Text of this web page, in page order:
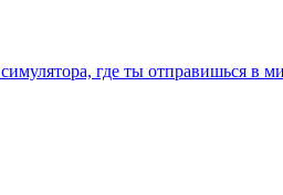
где ты отправишься